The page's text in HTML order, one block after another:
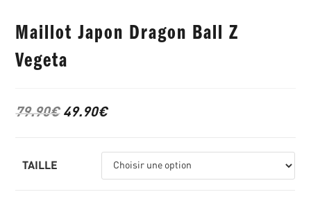
Maillot Japon Dragon Ball Z
Vegeta
79.90€ 49.90€
TAILLE